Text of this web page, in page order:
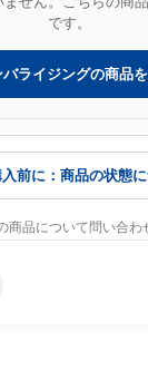
です。
バライジングの商品
入前に：商品の状態
商品について問い合わ